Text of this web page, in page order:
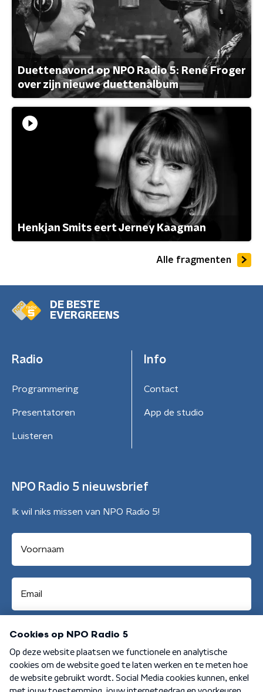
Duettenavond op NPO Radio 5: René Froger
over zijn nieuwe duettenalbum
Henkjan Smits eert Jerney Kaagman
Alle fragmenten
DE BESTE
EVERGREENS
Radio
Programmering
Presentatoren
Luisteren
Info
Contact
App de studio
NPO Radio 5 nieuwsbrief
Ik wil niks missen van NPO Radio 5!
Aanmelden
Algemene voorwaarden Privacybeleid